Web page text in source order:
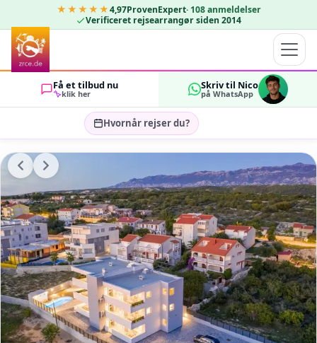
★★★★★4,97ProvenExpert· 108 anmeldelser
Verificeret rejsearrangør siden 2014
Få et tilbud nu
klik her
Skriv til Nico
på WhatsApp
Hvornår rejser du?
Vælg rejsedatoer…
GÆSTER
2 OK